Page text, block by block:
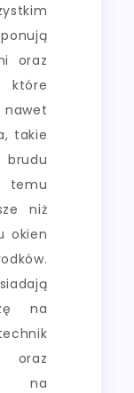
oraz
które
takie
temu
niż
okien
na
na